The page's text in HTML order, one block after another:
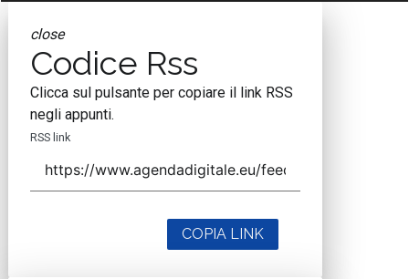
close
Codice Rss
Clicca sul pulsante per copiare il link RSS
negli appunti.
RSS link
COPIA LINK